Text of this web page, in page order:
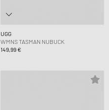
UGG
WMNS TASMAN NUBUCK
149,99 €